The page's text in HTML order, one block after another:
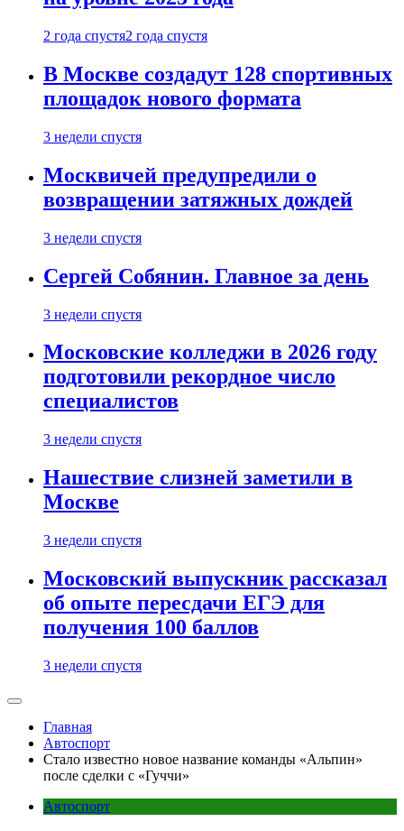
2 года спустя2 года спустя
В Москве создадут 128 спортивных
площадок нового формата
3 недели спустя
Москвичей предупредили о
возвращении затяжных дождей
3 недели спустя
Сергей Собянин. Главное за день
3 недели спустя
Московские колледжи в 2026 году
подготовили рекордное число
специалистов
3 недели спустя
Нашествие слизней заметили в
Москве
3 недели спустя
Московский выпускник рассказал
об опыте пересдачи ЕГЭ для
получения 100 баллов
3 недели спустя
Главная
Автоспорт
Стало известно новое название команды «Альпин»
после сделки с «Гуччи»
Автоспорт